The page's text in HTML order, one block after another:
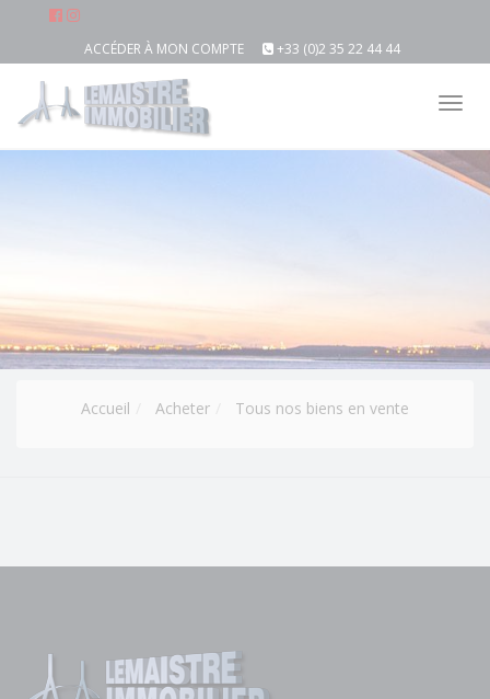
ACCÉDER À MON COMPTE +33 (0)2 35 22 44 44
Accueil Acheter Tous nos biens en vente